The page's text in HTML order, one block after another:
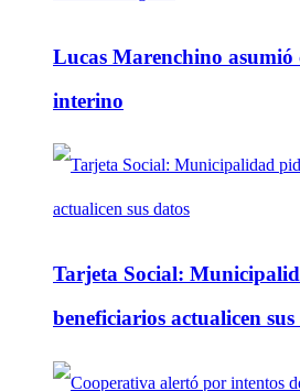
Lucas Marenchino asumió
interino
Tarjeta Social:
beneficiarios actualicen sus